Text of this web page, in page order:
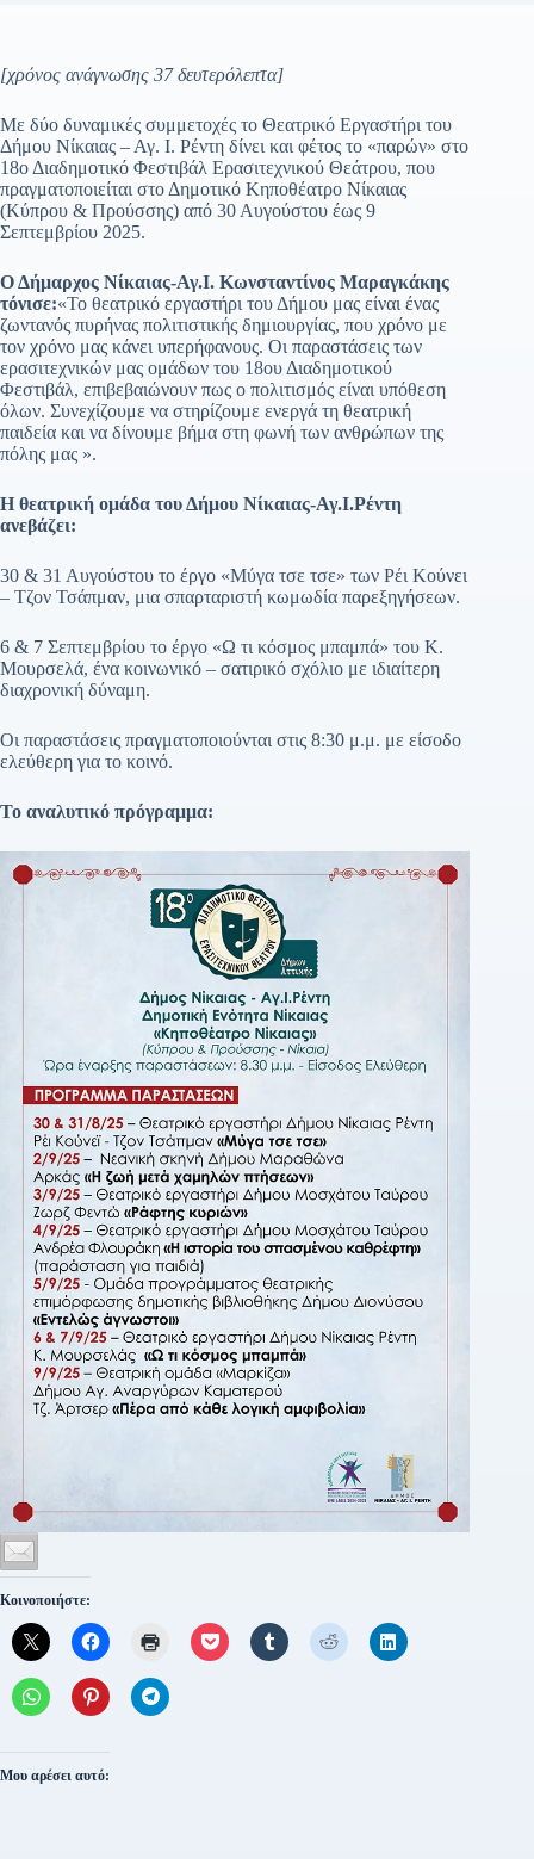
[χρόνος ανάγνωσης 37 δευτερόλεπτα]
Με δύο δυναμικές συμμετοχές το Θεατρικό Εργαστήρι του
Δήμου Νίκαιας – Αγ. Ι. Ρέντη δίνει και φέτος το «παρών» στο
18ο Διαδημοτικό Φεστιβάλ Ερασιτεχνικού Θεάτρου, που
πραγματοποιείται στο Δημοτικό Κηποθέατρο Νίκαιας
(Κύπρου & Προύσσης) από 30 Αυγούστου έως 9
Σεπτεμβρίου 2025.
Ο Δήμαρχος Νίκαιας-Αγ.Ι. Κωνσταντίνος Μαραγκάκης
τόνισε:«Το θεατρικό εργαστήρι του Δήμου μας είναι ένας
ζωντανός πυρήνας πολιτιστικής δημιουργίας, που χρόνο με
τον χρόνο μας κάνει υπερήφανους. Οι παραστάσεις των
ερασιτεχνικών μας ομάδων του 18ου Διαδημοτικού
Φεστιβάλ, επιβεβαιώνουν πως ο πολιτισμός είναι υπόθεση
όλων. Συνεχίζουμε να στηρίζουμε ενεργά τη θεατρική
παιδεία και να δίνουμε βήμα στη φωνή των ανθρώπων της
πόλης μας ».
Η θεατρική ομάδα του Δήμου Νίκαιας-Αγ.Ι.Ρέντη
ανεβάζει:
30 & 31 Αυγούστου το έργο «Μύγα τσε τσε» των Ρέι Κούνει
– Τζον Τσάπμαν, μια σπαρταριστή κωμωδία παρεξηγήσεων.
6 & 7 Σεπτεμβρίου το έργο «Ω τι κόσμος μπαμπά» του Κ.
Μουρσελά, ένα κοινωνικό – σατιρικό σχόλιο με ιδιαίτερη
διαχρονική δύναμη.
Οι παραστάσεις πραγματοποιούνται στις 8:30 μ.μ. με είσοδο
ελεύθερη για το κοινό.
Το αναλυτικό πρόγραμμα:
Κοινοποιήστε:
Μου αρέσει αυτό: